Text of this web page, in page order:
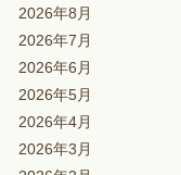
2026年8月
2026年7月
2026年6月
2026年5月
2026年4月
2026年3月